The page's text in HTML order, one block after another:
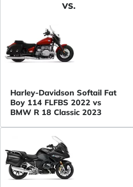
VS.
Harley-Davidson Softail Fat
Boy 114 FLFBS 2022 vs
BMW R 18 Classic 2023